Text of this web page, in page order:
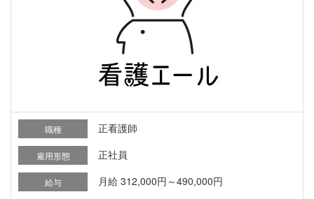
職種 正看護師
雇用形態 正社員
給与 月給 312,000円～490,000円